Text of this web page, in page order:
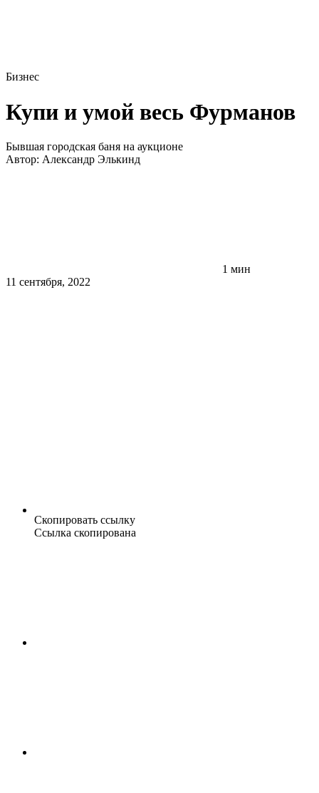
Бизнес
Купи и умой весь Фурманов
Бывшая городская баня на аукционе
Автор: Александр Элькинд
1 мин
11 сентября, 2022
Скопировать ссылку
Ссылка скопирована